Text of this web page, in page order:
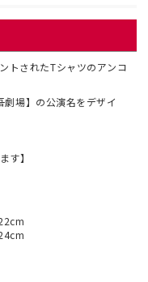
トされたTシャツのアンコ
場】の公演名をデザイ
す】